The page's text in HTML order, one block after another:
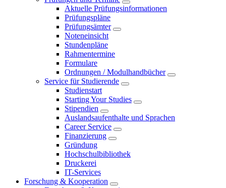
Aktuelle Prüfungsinformationen
Prüfungspläne
Prüfungsämter
Noteneinsicht
Stundenpläne
Rahmentermine
Formulare
Ordnungen / Modulhandbücher
Service für Studierende
Studienstart
Starting Your Studies
Stipendien
Auslandsaufenthalte und Sprachen
Career Service
Finanzierung
Gründung
Hochschulbibliothek
Druckerei
IT-Services
Forschung & Kooperation